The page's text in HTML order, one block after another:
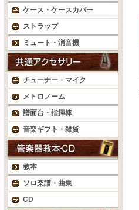
ケース・ケースカバー
ストラップ
ミュート・消音機
チューナー・マイク
メトロノーム
譜面台・指揮棒
音楽ギフト・雑貨
教本
ソロ楽譜・曲集
CD